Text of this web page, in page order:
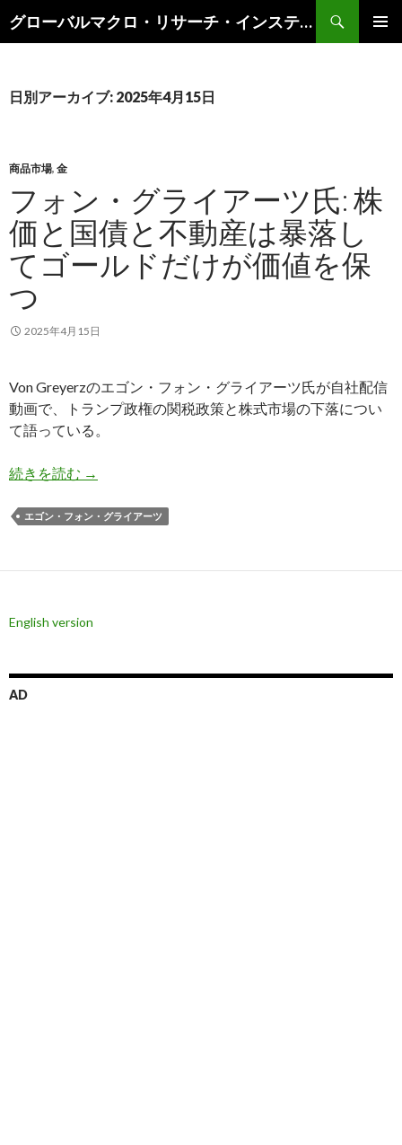
グローバルマクロ・リサーチ・インスティテュート
索
ン
キ
プ
日別アーカイブ: 2025年4月15日
商品市場, 金
フォン・グライアーツ氏: 株
価と国債と不動産は暴落し
てゴールドだけが価値を保
つ
2025年4月15日
Von Greyerzのエゴン・フォン・グライアーツ氏が自社配信
動画で、トランプ政権の関税政策と株式市場の下落につい
て語っている。
続きを読む フォン・グライアーツ氏: 株価と国債と不動産は
→
エゴン・フォン・グライアーツ
English version
AD